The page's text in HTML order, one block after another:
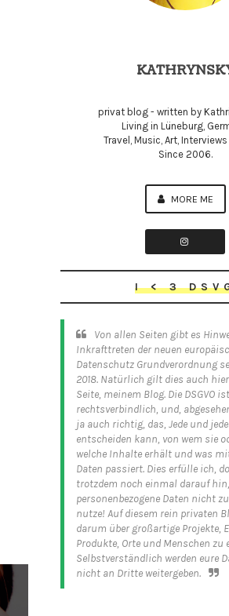
privat blog - written by
Living in Lüneburg,
Travel, Music, Art,
Since 2006.
MORE ME
I < 3
Von allen Seiten gibt es
Inkrafttreten der neuen
Datenschutz Grundverordnung
2018. Natürlich gilt dies auch
Seite, meinem Blog. Die DSGVO ist
rechtsverbindlich, und,
ja auch richtig, das, Jede und
entscheiden kann, von wem sie
welche Inhalte erhält und was
Daten passiert. Dies erfülle ich,
trotzdem noch einmal darauf
personenbezogene Daten nicht
nutze! Auf diesem rein privaten
darum über großartige Projekte,
Produkte, Orte und Menschen zu
Selbstverständlich werden eure
nicht an Dritte weitergeben.